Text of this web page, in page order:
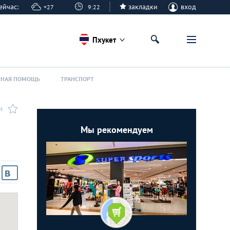
+27 9:22 закладки вход
Пхукет
ПОМОЩЬ ТРАНСПОРТ
Мы рекомендуем